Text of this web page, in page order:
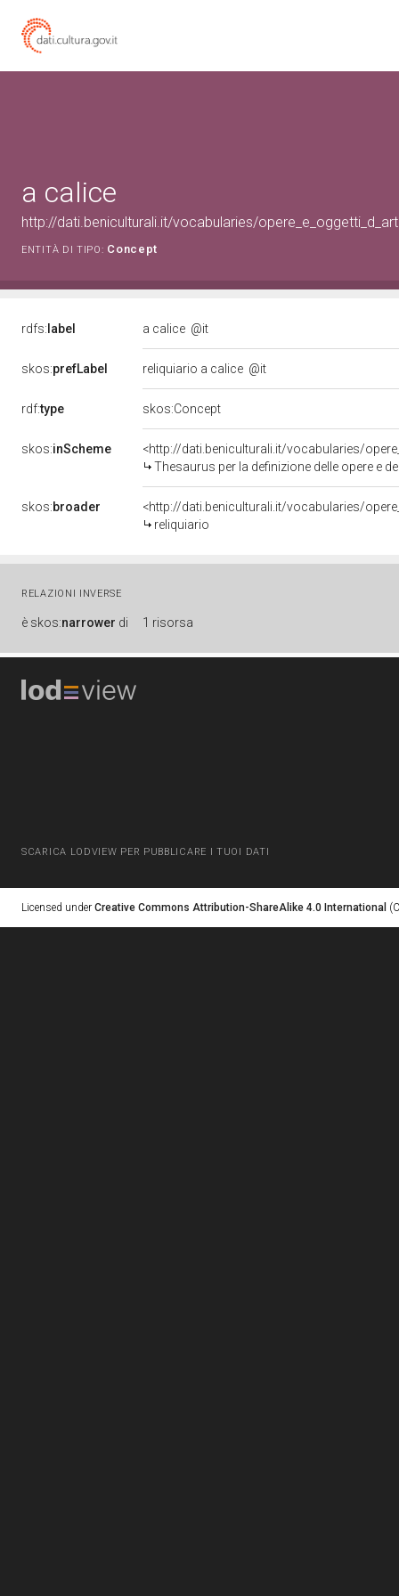
a calice
http://dati.beniculturali.it/vocabularies/
ENTITÀ DI TIPO: Concept
rdfs: label a calice @it
skos:prefLabel reliquiario a calice @it
rdf:type skos:Concept
skos:inScheme
<http://dati.beniculturali.it/vocabularies/
Thesaurus per la definizione delle opere e
skos:broader
<http://dati.beniculturali.it/vocabularies/
reliquiario
RELAZIONI INVERSE
è skos:narrower di 1 risorsa
SCARICA LODVIEW PER PUBBLICARE I TUOI DATI
Licensed under Creative Commons Attribution-ShareAlike 4.0 International